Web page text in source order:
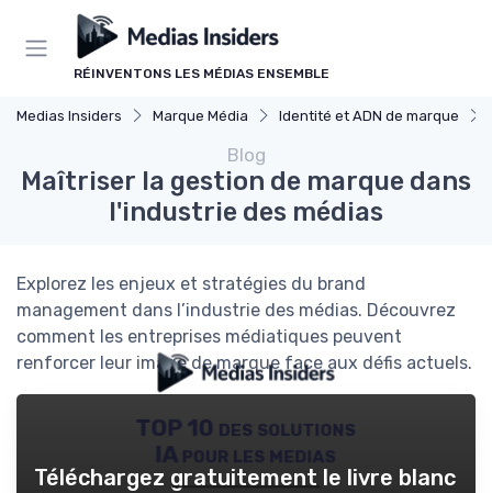
RÉINVENTONS LES MÉDIAS ENSEMBLE
Medias Insiders Marque Média Identité et ADN de marque
Blog
Maîtriser la gestion de marque dans
l'industrie des médias
Explorez les enjeux et stratégies du brand
management dans l’industrie des médias. Découvrez
comment les entreprises médiatiques peuvent
renforcer leur image de marque face aux défis actuels.
TOP 10 des solutions
IA pour les medias
Téléchargez gratuitement le livre blanc
Panneau de gestion des cookies